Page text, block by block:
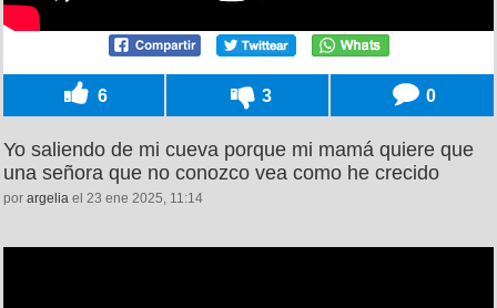
6 3 0
Yo saliendo de mi cueva porque mi mamá quiere que
una señora que no conozco vea como he crecido
por argelia el 23 ene 2025, 11:14